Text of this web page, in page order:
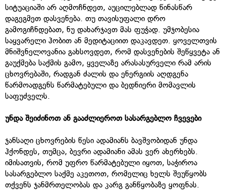
სიტუაციაში არ აღმოჩნდეთ, აუცილებლად წინასწარ
დაგეგმეთ დასვენება. თუ თავისუფალი დრო
გამოგიჩნდებათ, ნუ დახარჯავთ მას ფუჭად. უმჯობესია
საყვარელი ჰობით ან მედიტაციით დაკავდეთ. ყოველთვის
მნიშვნელოვანია გახსოვდეთ, რომ დასვენების შეწყვეტა ან
გაუქმება საქმის გამო, ყველაზე არასასურველი რამ არის
ცხოვრებაში, რადგან ძალის და ენერგიის აღდგენა
წარმოადგენს წარმატებული და ბედნიერი მომავლის
საფუძველს.
უნდა შეიძინოთ ან გააძლიეროთ სასარგებლო ჩვევები
ჯანსაღი ცხოვრების წესი ადამიანს ბავშვობიდან უნდა
ჰქონდეს, თუმცა, ბევრი ადამიანი ამას ვერ ახერხებს.
იმისათვის, რომ უფრო წარმატებული იყოთ, საჭიროა
სასარგებლო საქმე აკეთოთ, რომელიც ხელს შეუწყობს
თქვენს ჯანმრთელობას და კარგ განწყობაზე ყოფნას.